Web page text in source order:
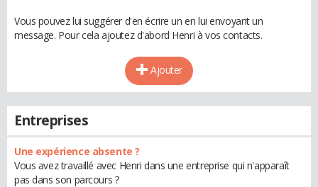
Vous pouvez lui suggérer d'en écrire un en lui envoyant un
message. Pour cela ajoutez d'abord Henri à vos contacts.
Ajouter
Entreprises
Une expérience absente ?
Vous avez travaillé avec Henri dans une entreprise qui n'apparaît
pas dans son parcours ?